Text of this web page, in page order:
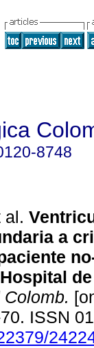
8748
al.
a
ISSN